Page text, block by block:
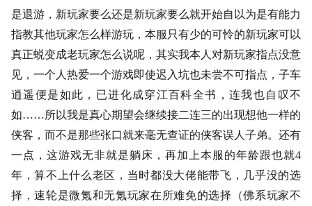
是退游，新玩家要么还是新玩家要么就开始自以为是有能力
指教其他玩家怎么样游玩，本服只有少的可怜的新玩家可以
真正蜕变成老玩家怎么说呢，其实我本人对新玩家指点没意
见，一个人热爱一个游戏即使迟入坑也未尝不可指点，子车
逍遥便是如此，已进化成穿江百科全书，连我也自叹不
如……所以我是真心期望会继续接二连三的出现想他一样的
侠客，而不是那些张口就来毫无查证的侠客误人子弟。还有
一点，这游戏无非就是躺床，再加上本服的年龄跟也就4
年，算不上什么老区，当时都没大佬能带飞，几乎没的选
择，速轮是微氪和无氪玩家在所难免的选择（佛系玩家不